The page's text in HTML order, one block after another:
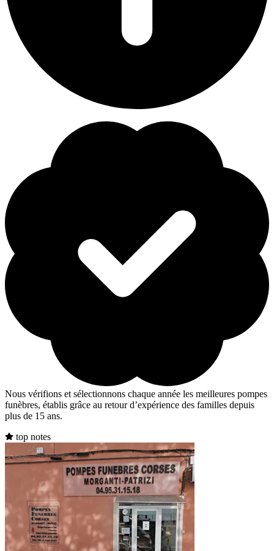
Nous vérifions et sélectionnons chaque année les meilleures pompes
funèbres, établis grâce au retour d’expérience des familles depuis
plus de 15 ans.
top notes